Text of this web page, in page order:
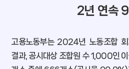
2년 연속
고용노동부는 2024년 노동조합
결과, 공시대상 조합원 수 1,000인